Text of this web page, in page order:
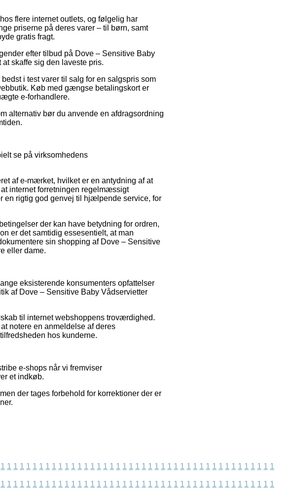
flere internet outlets, og følgelig har
priserne på deres varer – til børn, samt
gratis fragt.
efter tilbud på Dove – Sensitive Baby
skaffe sig den laveste pris.
i test varer til salg for en salgspris som
Køb med gængse betalingskort er
e-forhandlere.
alternativ bør du anvende en afdragsordning
se på virksomhedens
af e-mærket, hvilket er en antydning af at
internet forretningen regelmæssigt
en rigtig god genvej til hjælpende service, for
der kan have betydning for ordren,
er det samtidig essesentielt, at man
sin shopping af Dove – Sensitive
eller dame.
eksisterende konsumenters opfattelser
af Dove – Sensitive Baby Vådservietter
til internet webshoppens troværdighed.
notere en anmeldelse af deres
hos kunderne.
e-shops når vi fremviser
et indkøb.
der tages forbehold for korrektioner der er
1 1 1 1 1 1 1 1 1 1 1 1 1 1 1 1 1 1 1 1 1 1 1 1 1 1 1 1 1 1 1 1 1 1 1 1 1 1 1 1 1 1 1
1 1 1 1 1 1 1 1 1 1 1 1 1 1 1 1 1 1 1 1 1 1 1 1 1 1 1 1 1 1 1 1 1 1 1 1 1 1 1 1 1 1 1